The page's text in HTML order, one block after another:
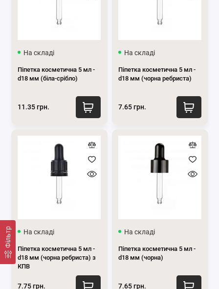
Фільтр
На складі
Піпетка косметична 5 мл -
d18 мм (біла-срібло)
11.35 грн.
На складі
Піпетка косметична 5 мл -
d18 мм (чорна ребриста)
7.65 грн.
На складі
Піпетка косметична 5 мл -
d18 мм (чорна ребриста) з
КПВ
7.75 грн.
На складі
Піпетка косметична 5 мл -
d18 мм (чорна)
7.65 грн.